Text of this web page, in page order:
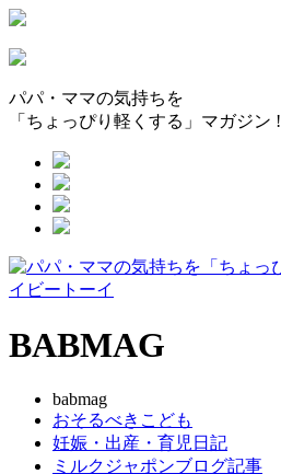
パパ・ママの気持ちを
「ちょっぴり軽くする」マガジン !
BABMAG
babmag
おそるべきこども
妊娠・出産・育児日記
ミルクジャポンブログ記事